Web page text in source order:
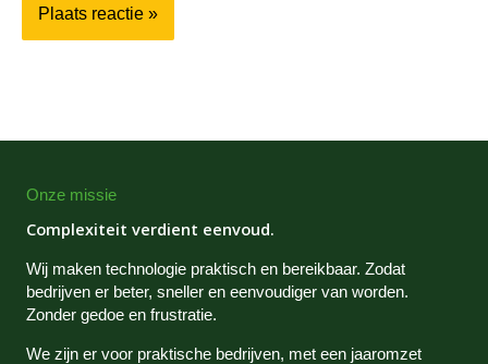
Onze missie
Complexiteit verdient eenvoud.
Wij maken technologie praktisch en bereikbaar. Zodat
bedrijven er beter, sneller en eenvoudiger van worden.
Zonder gedoe en frustratie.
We zijn er voor praktische bedrijven, met een jaaromzet